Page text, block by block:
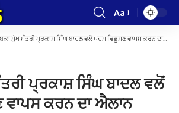
Font
Aa
ਮੁੱਖ ਮੰਤਰੀ ਪ੍ਰਕਾਸ਼ ਸਿੰਘ ਬਾਦਲ ਵਲੋਂ ਪਦਮ ਵਿਭੂਸ਼ਣ ਵਾਪਸ ਕਰਨ ਦਾ ਐਲਾਨ
ਪ੍ਰਕਾਸ਼ ਸਿੰਘ ਬਾਦਲ ਵਲੋਂ
ਕਰਨ ਦਾ ਐਲਾਨ